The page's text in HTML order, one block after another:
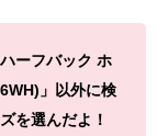
ーフバック ホ
」以外に検
を選んだよ！